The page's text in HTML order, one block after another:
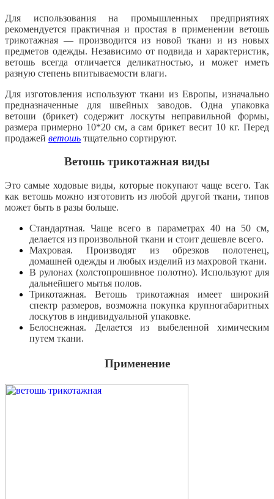
Для использования на промышленных предприятиях
рекомендуется практичная и простая в применении ветошь
трикотажная — производится из новой ткани и из новых
предметов одежды. Независимо от подвида и характеристик,
ветошь всегда отличается деликатностью, и может иметь
разную степень впитываемости влаги.
Для изготовления используют ткани из Европы, изначально
предназначенные для швейных заводов. Одна упаковка
ветоши (брикет) содержит лоскуты неправильной формы,
размера примерно 10*20 см, а сам брикет весит 10 кг. Перед
продажей ветошь тщательно сортируют.
Ветошь трикотажная виды
Это самые ходовые виды, которые покупают чаще всего. Так
как ветошь можно изготовить из любой другой ткани, типов
может быть в разы больше.
Стандартная. Чаще всего в параметрах 40 на 50 см,
делается из произвольной ткани и стоит дешевле всего.
Махровая. Производят из обрезков полотенец,
домашней одежды и любых изделий из махровой ткани.
В рулонах (холстопрошивное полотно). Используют для
дальнейшего мытья полов.
Трикотажная. Ветошь трикотажная имеет широкий
спектр размеров, возможна покупка крупногабаритных
лоскутов в индивидуальной упаковке.
Белоснежная. Делается из выбеленной химическим
путем ткани.
Применение